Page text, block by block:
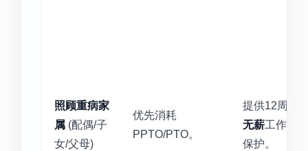
照顾重病家
属 (配偶/子
女/父母)
优先消耗
PPTO/PTO。
提供12周
无薪工作
保护。